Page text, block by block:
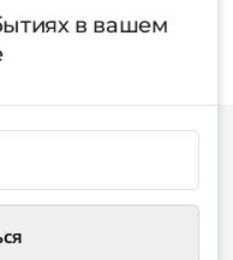
в вашем